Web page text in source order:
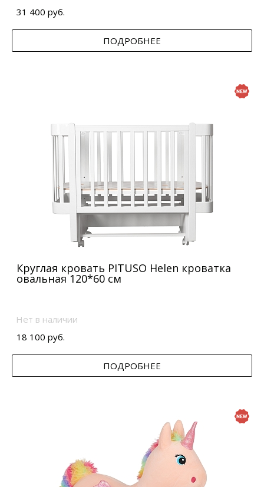
31 400 руб.
ПОДРОБНЕЕ
Круглая кровать PITUSO Helen кроватка
овальная 120*60 см
Нет в наличии
18 100 руб.
ПОДРОБНЕЕ